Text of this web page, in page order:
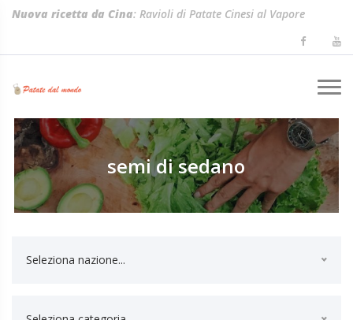
Nuova ricetta da Cina: Ravioli di Patate Cinesi al Vapore
semi di sedano
Seleziona nazione...